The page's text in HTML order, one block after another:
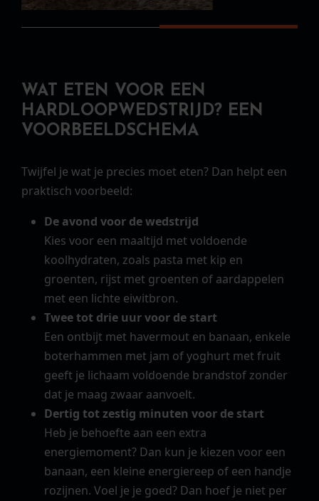
WAT ETEN VOOR EEN
HARDLOOPWEDSTRIJD? EEN
VOORBEELDSCHEMA
Twijfel je wat je precies moet eten? Dan helpt een
praktisch voorbeeld:
De avond voor de wedstrijd
Kies voor een maaltijd met voldoende
koolhydraten, zoals pasta met kip en
groenten, rijst met groenten of aardappelen
met een lichte eiwitbron.
Twee tot drie uur voor de start
Een ontbijt met havermout en banaan, enkele
boterhammen met jam of yoghurt met fruit
geeft je lichaam voldoende brandstof zonder
dat je maag zwaar aanvoelt.
Dertig tot zestig minuten voor de start
Heb je behoefte aan een extra
energiemoment? Dan kun je kiezen voor een
banaan, een kleine energiereep of een handje
rozijnen. Voel je je goed? Dan hoef je niet per